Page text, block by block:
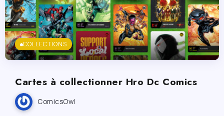
COLLECTIONS
Cartes à collectionner Hro Dc Comics
ComicsOwl